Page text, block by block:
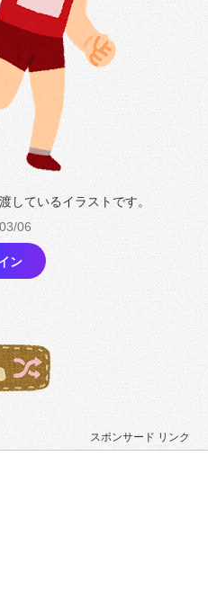
しているイラストです。
06
ン
スポンサード リンク